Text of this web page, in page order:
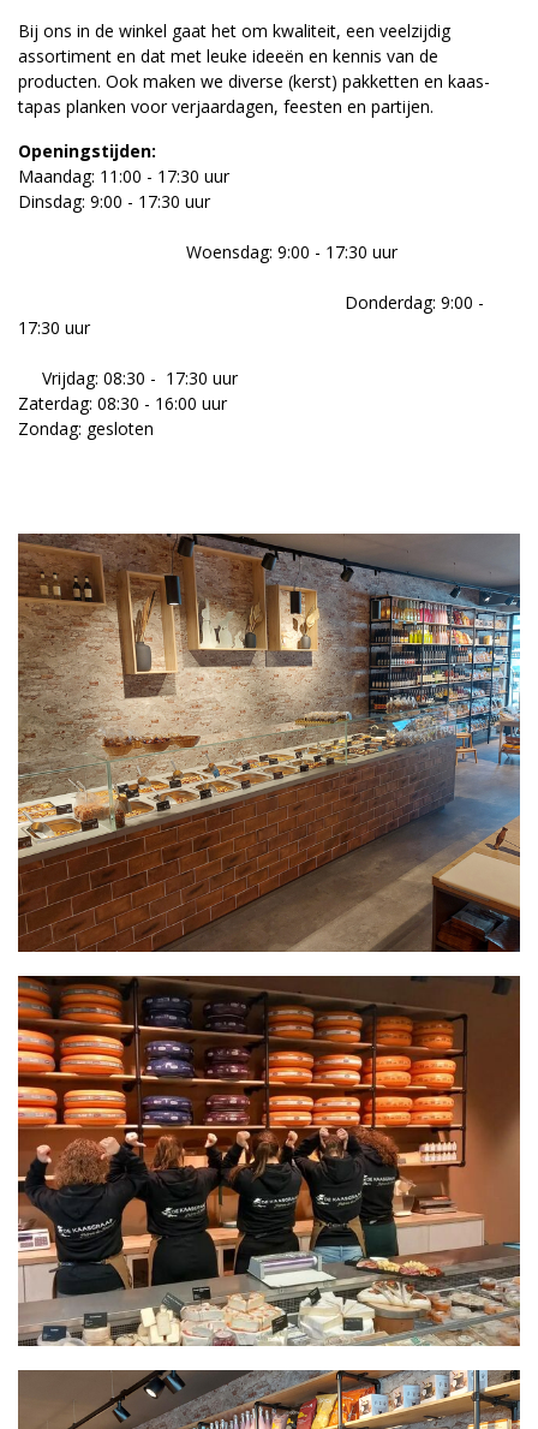
Bij ons in de winkel gaat het om kwaliteit, een veelzijdig
assortiment en dat met leuke ideeën en kennis van de
producten. Ook maken we diverse (kerst) pakketten en kaas-
tapas planken voor verjaardagen, feesten en partijen.
Openingstijden:
Maandag: 11:00 - 17:30 uur
Dinsdag: 9:00 - 17:30 uur
Woensdag: 9:00 - 17:30 uur
Donderdag: 9:00 -
17:30 uur
Vrijdag: 08:30 - 17:30 uur
Zaterdag: 08:30 - 16:00 uur
Zondag: gesloten